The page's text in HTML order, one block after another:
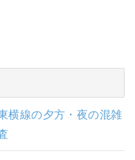
横線の夕方・夜の混雑